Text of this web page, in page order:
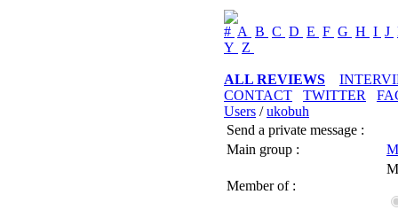
# A B C D E F G H I J
Y Z
ALL REVIEWS
CONTACT
TWITTER
Users /ukobuh
Send a private message :
Main group :
Member of :